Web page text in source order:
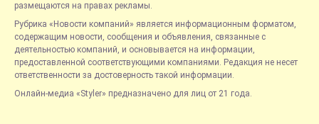
размещаются на правах рекламы.
Рубрика «Новости компаний» является информационным форматом,
содержащим новости, сообщения и объявления, связанные с
деятельностью компаний, и основывается на информации,
предоставленной соответствующими компаниями. Редакция не несет
ответственности за достоверность такой информации.
Онлайн-медиа «Styler» предназначено для лиц от 21 года.